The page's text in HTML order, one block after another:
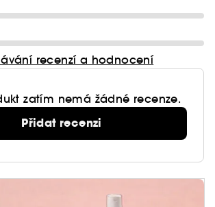
recenzí a hodnocení
zatím nemá žádné recenze.
Přidat recenzi